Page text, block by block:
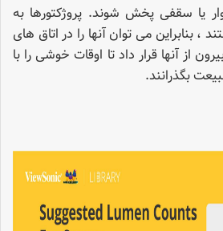
یا سقفی پخش شوند. پروژکتورها به
، بنابراین می توان آنها را در اتاق های
از آنها قرار داد تا اوقات خوشی را با
بگذرانند.